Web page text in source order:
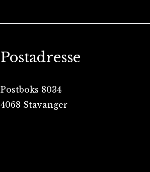
Postadresse
Postboks 8034
4068 Stavanger